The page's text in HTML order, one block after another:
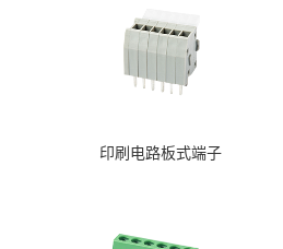
印刷电路板式端子